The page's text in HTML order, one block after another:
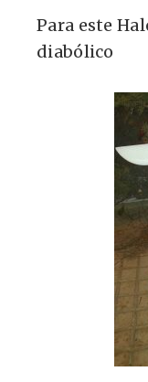
Para este
diabólico